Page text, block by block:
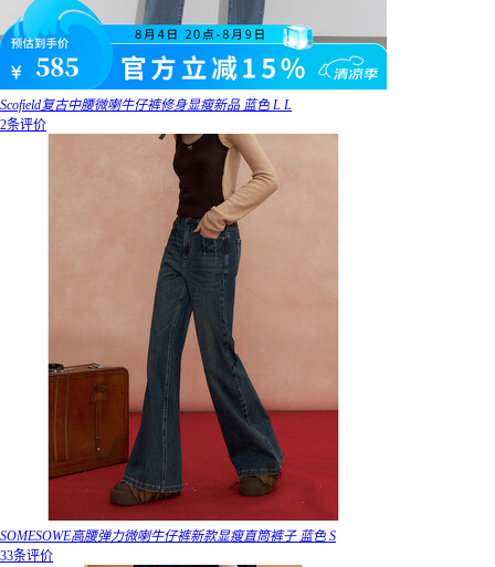
Scofield复古中腰微喇牛仔裤修身显瘦新品 蓝色 L L
2条评价
SOMESOWE高腰弹力微喇牛仔裤新款显瘦直筒裤子 蓝色 S
33条评价